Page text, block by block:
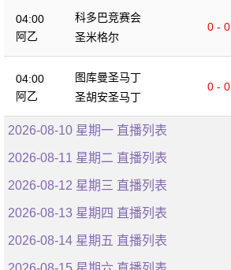
04:00
阿乙
科多巴竞赛会
0 - 0
圣米格尔
04:00
阿乙
图库曼圣马丁
0 - 0
圣胡安圣马丁
2026-08-10 星期一 直播列表
2026-08-11 星期二 直播列表
2026-08-12 星期三 直播列表
2026-08-13 星期四 直播列表
2026-08-14 星期五 直播列表